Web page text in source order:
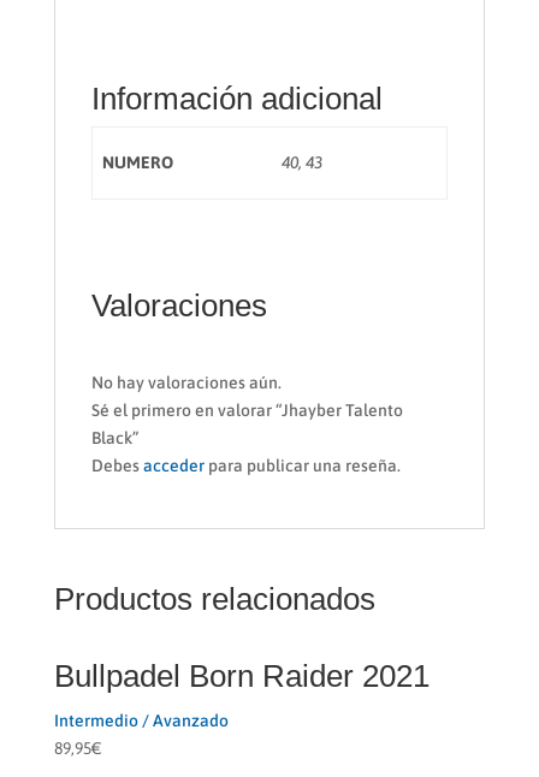
Información adicional
NUMERO 40, 43
Valoraciones
No hay valoraciones aún.
Sé el primero en valorar “Jhayber Talento
Black”
Debesaccederpara publicar una reseña.
Productos relacionados
Bullpadel Born Raider 2021
Intermedio / Avanzado
89,95€